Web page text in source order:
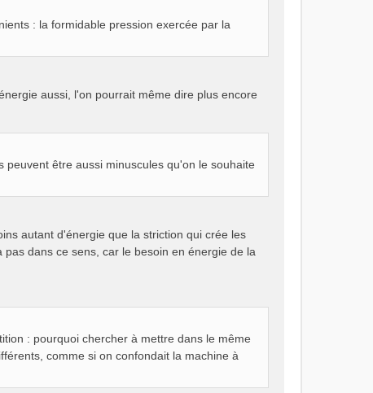
: la formidable pression exercée par la
aussi, l'on pourrait même dire plus encore
être aussi minuscules qu'on le souhaite
autant d'énergie que la striction qui crée les
dans ce sens, car le besoin en énergie de la
: pourquoi chercher à mettre dans le même
comme si on confondait la machine à